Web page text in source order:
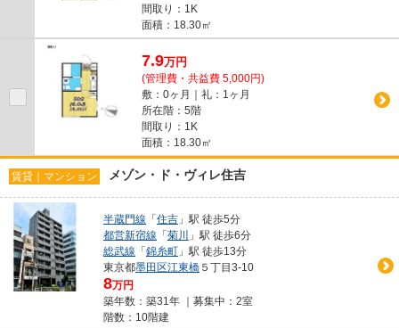
間取り：1K
面積：18.30㎡
7.9万円
(管理費・共益費 5,000円)
敷：0ヶ月｜礼：1ヶ月
所在階：5階
間取り：1K
面積：18.30㎡
賃貸｜マンション メゾン・ド・ヴィレ住吉
半蔵門線 「住吉 」駅 徒歩5分
都営新宿線 「菊川
」駅 徒歩6分
総武線 「錦糸町 」駅 徒歩13分
東京都墨田区江東橋 ５丁目3-10
8万円
築年数：築31年 ｜募集中： 2室
階数：10階建